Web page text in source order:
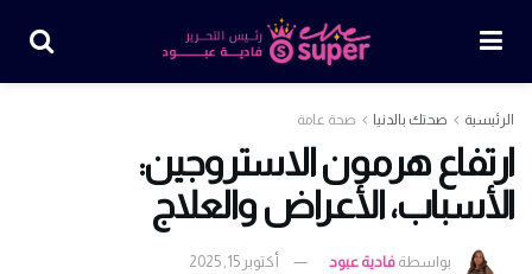
الرئيسية صحتك بالدنيا صحة عامة
ارتفاع هرمون الاستروجين:
الأسباب، الأعراض والعلاج
بواسطة فادية عبود أكتوبر 15, 2025